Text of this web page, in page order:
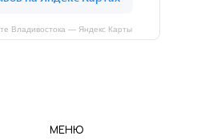
Владивостока — Яндекс Карты
МЕНЮ